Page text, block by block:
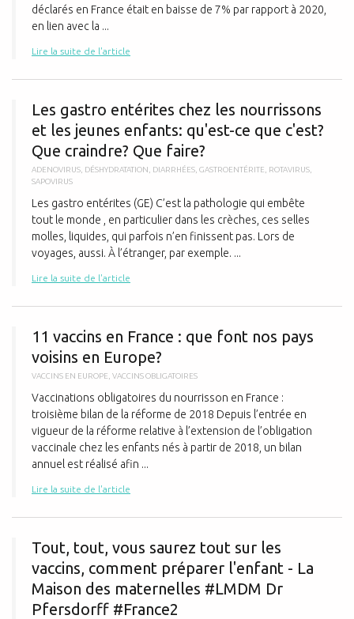
déclarés en France était en baisse de 7% par rapport à 2020,
en lien avec la ...
Lire la suite de l'article
Les gastro entérites chez les nourrissons
et les jeunes enfants: qu'est-ce que c'est?
Que craindre? Que faire?
ADENOVIRUS DÉSHYDRATATION DIARRHÉES GASTROENTÉRITE ROTAVIRUS
SAPOVIRUS
Les gastro entérites (GE) C’est la pathologie qui embête
tout le monde , en particulier dans les crèches, ces selles
molles, liquides, qui parfois n’en finissent pas. Lors de
voyages, aussi. À l’étranger, par exemple. ...
Lire la suite de l'article
11 vaccins en France : que font nos pays
voisins en Europe?
VACCINS EN EUROPE VACCINS OBLIGATOIRES
Vaccinations obligatoires du nourrisson en France :
troisième bilan de la réforme de 2018 Depuis l’entrée en
vigueur de la réforme relative à l’extension de l’obligation
vaccinale chez les enfants nés à partir de 2018, un bilan
annuel est réalisé afin ...
Lire la suite de l'article
Tout, tout, vous saurez tout sur les
vaccins, comment préparer l'enfant - La
Maison des maternelles #LMDM Dr
Pfersdorff #France2